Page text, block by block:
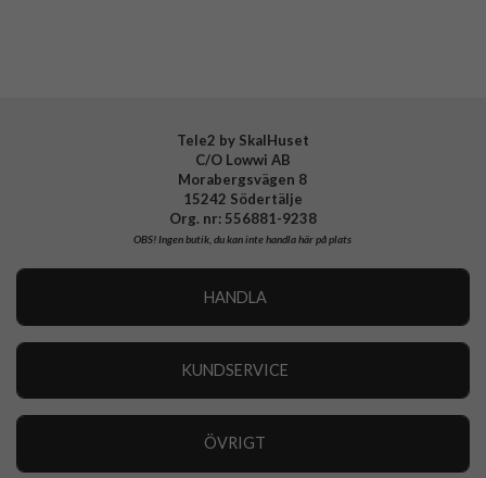
Tele2 by SkalHuset
C/O Lowwi AB
Morabergsvägen 8
15242 Södertälje
Org. nr: 556881-9238
OBS!Ingen butik, du kan inte handla här på plats
HANDLA
KUNDSERVICE
ÖVRIGT